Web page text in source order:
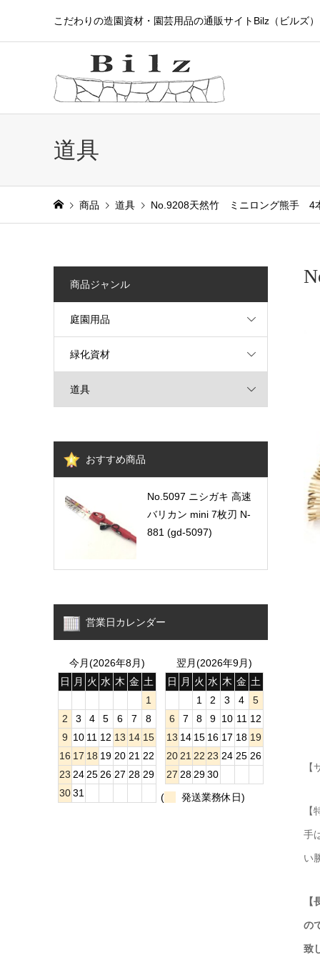
こだわりの造園資材・園芸用品の通販サイトBilz（ビルズ）
道具
商品 道具 No.9208天然竹 ミニロング熊手 4
手
い
の
致
商品ジャンル
庭園用品
緑化資材
道具
おすすめ商品
No.5097 ニシガキ 高速
バリカン mini 7枚刃 N-
881 (gd-5097)
営業日カレンダー
今月(2026年8月)
日
月 火 水 木 金 土
1
2
3 4 5 6 7
8
9 10 11 12 13 14 15
16 17 18 19 20 21 22
23 24 25 26 27 28 29
30 31
翌月(2026年9月)
日
月 火 水 木 金 土
1
2 3 4
5
6
7 8 9 10 11 12
13 14 15 16 17 18 19
20 21 22 23 24 25 26
27 28 29 30
(
発送業務休日)